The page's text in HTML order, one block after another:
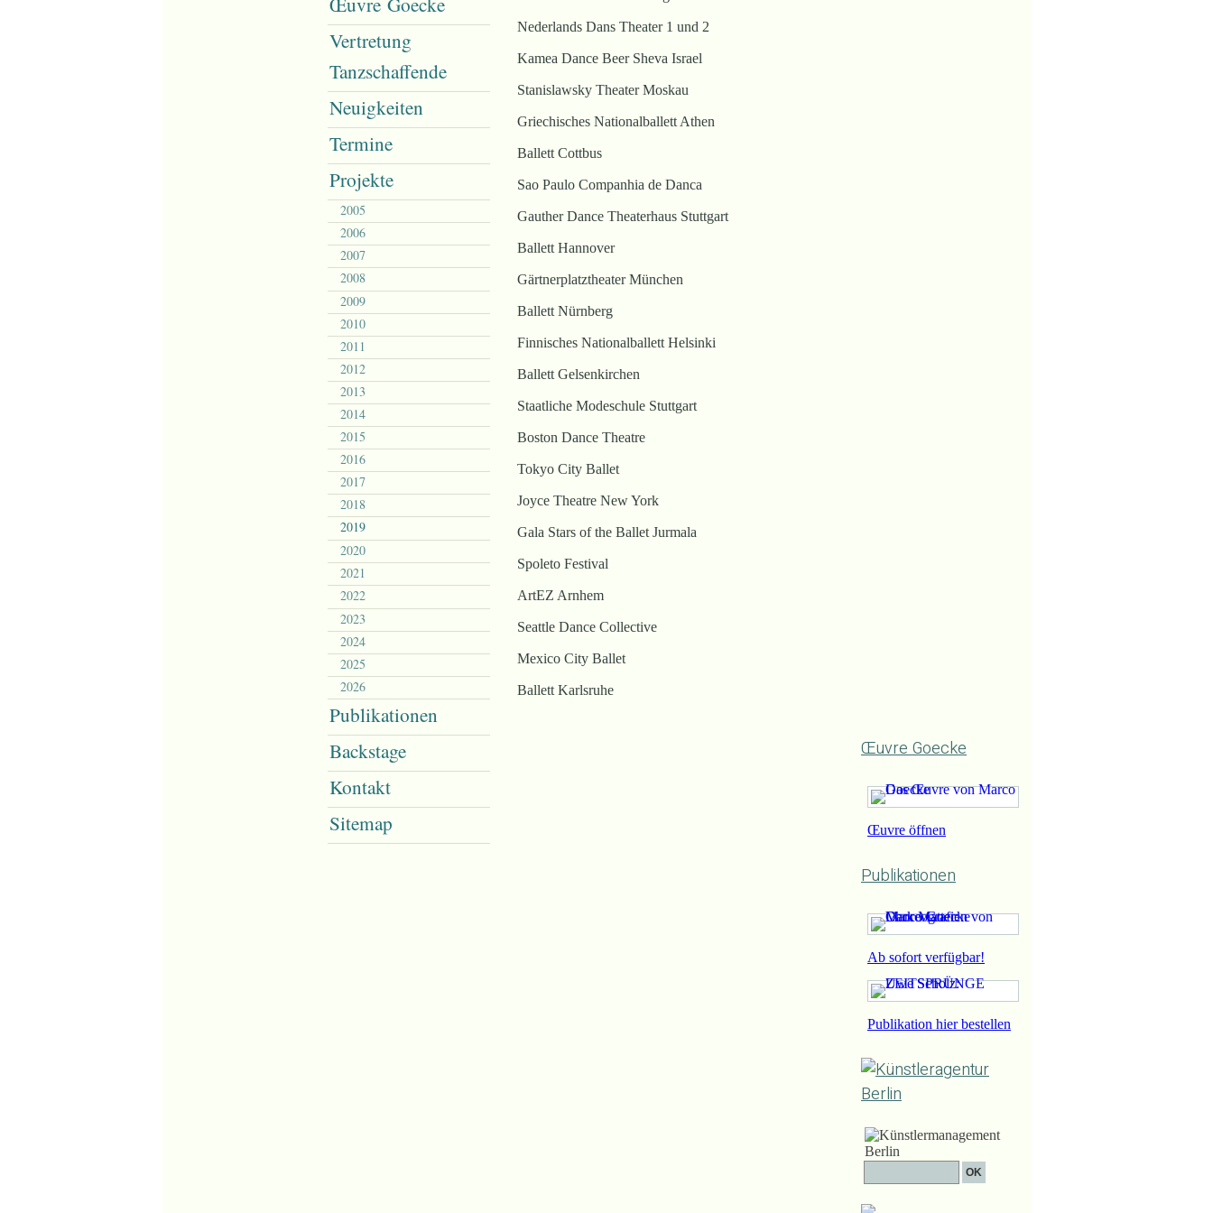
Vertretung
Tanzschaffende
Neuigkeiten
Termine
Projekte
2005
2006
2007
2008
2009
2010
2011
2012
2013
2014
2015
2016
2017
2018
2019
2020
2021
2022
2023
2024
2025
2026
Publikationen
Backstage
Kontakt
Sitemap
Nederlands Dans Theater 1 und 2
Kamea Dance Beer Sheva Israel
Stanislawsky Theater Moskau
Griechisches Nationalballett Athen
Ballett Cottbus
Sao Paulo Companhia de Danca
Gauther Dance Theaterhaus Stuttgart
Ballett Hannover
Gärtnerplatztheater München
Ballett Nürnberg
Finnisches Nationalballett Helsinki
Ballett Gelsenkirchen
Staatliche Modeschule Stuttgart
Boston Dance Theatre
Tokyo City Ballet
Joyce Theatre New York
Gala Stars of the Ballet Jurmala
Spoleto Festival
ArtEZ Arnhem
Seattle Dance Collective
Mexico City Ballet
Ballett Karlsruhe
Œuvre Goecke
Œuvre öffnen
Publikationen
Ab sofort verfügbar!
Publikation hier bestellen